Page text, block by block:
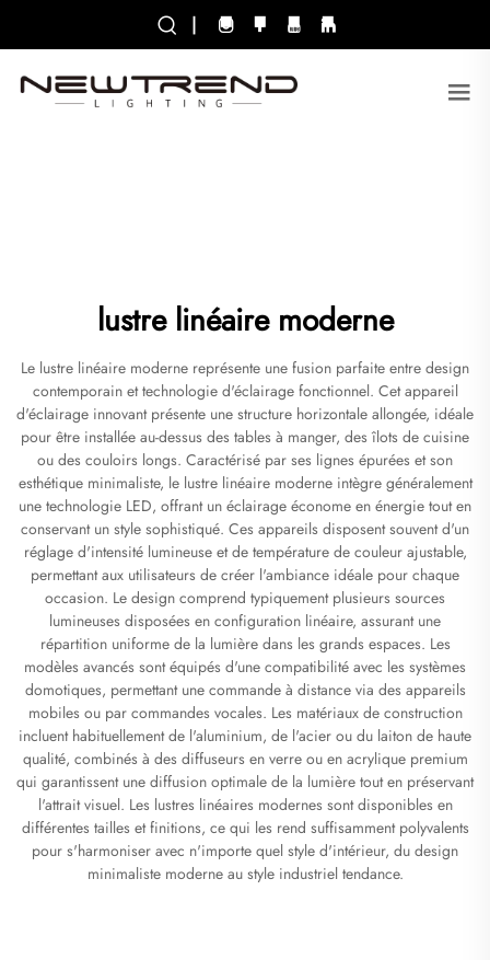
|
lustre linéaire moderne
Le lustre linéaire moderne représente une fusion parfaite entre design
contemporain et technologie d'éclairage fonctionnel. Cet appareil
d'éclairage innovant présente une structure horizontale allongée, idéale
pour être installée au-dessus des tables à manger, des îlots de cuisine
ou des couloirs longs. Caractérisé par ses lignes épurées et son
esthétique minimaliste, le lustre linéaire moderne intègre généralement
une technologie LED, offrant un éclairage économe en énergie tout en
conservant un style sophistiqué. Ces appareils disposent souvent d'un
réglage d'intensité lumineuse et de température de couleur ajustable,
permettant aux utilisateurs de créer l'ambiance idéale pour chaque
occasion. Le design comprend typiquement plusieurs sources
lumineuses disposées en configuration linéaire, assurant une
répartition uniforme de la lumière dans les grands espaces. Les
modèles avancés sont équipés d'une compatibilité avec les systèmes
domotiques, permettant une commande à distance via des appareils
mobiles ou par commandes vocales. Les matériaux de construction
incluent habituellement de l'aluminium, de l'acier ou du laiton de haute
qualité, combinés à des diffuseurs en verre ou en acrylique premium
qui garantissent une diffusion optimale de la lumière tout en préservant
l'attrait visuel. Les lustres linéaires modernes sont disponibles en
différentes tailles et finitions, ce qui les rend suffisamment polyvalents
pour s'harmoniser avec n'importe quel style d'intérieur, du design
minimaliste moderne au style industriel tendance.